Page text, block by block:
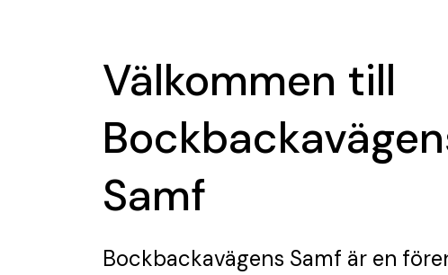
Välkommen till
Samf
Bockbackavägens Samf är en